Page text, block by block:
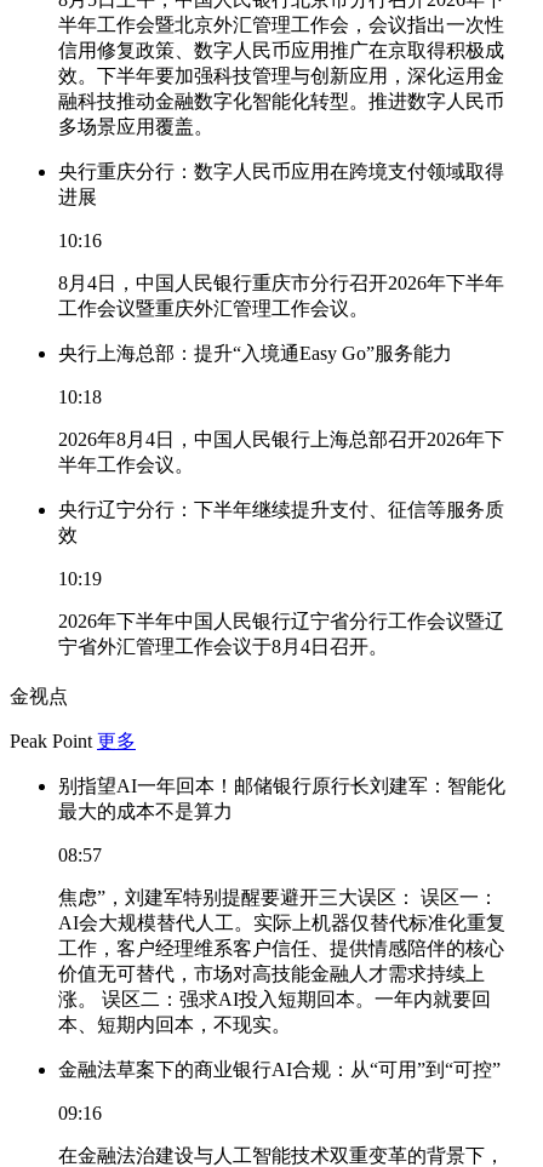
半年工作会暨北京外汇管理工作会，会议指出一次性
信用修复政策、数字人民币应用推广在京取得积极成
效。下半年要加强科技管理与创新应用，深化运用金
融科技推动金融数字化智能化转型。推进数字人民币
多场景应用覆盖。
央行重庆分行：数字人民币应用在跨境支付领域取得
进展
10:16
8月4日，中国人民银行重庆市分行召开2026年下半年
工作会议暨重庆外汇管理工作会议。
央行上海总部：提升“入境通Easy Go”服务能力
10:18
2026年8月4日，中国人民银行上海总部召开2026年下
半年工作会议。
央行辽宁分行：下半年继续提升支付、征信等服务质
效
10:19
2026年下半年中国人民银行辽宁省分行工作会议暨辽
宁省外汇管理工作会议于8月4日召开。
金视点
Peak Point 更多
别指望AI一年回本！邮储银行原行长刘建军：智能化
最大的成本不是算力
08:57
焦虑”，刘建军特别提醒要避开三大误区： 误区一：
AI会大规模替代人工。实际上机器仅替代标准化重复
工作，客户经理维系客户信任、提供情感陪伴的核心
价值无可替代，市场对高技能金融人才需求持续上
涨。 误区二：强求AI投入短期回本。一年内就要回
本、短期内回本，不现实。
金融法草案下的商业银行AI合规：从“可用”到“可控”
09:16
在金融法治建设与人工智能技术双重变革的背景下，